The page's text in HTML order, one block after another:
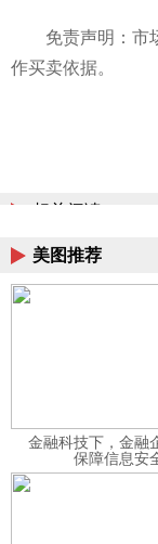
免责声明：市
作买卖依据。
相关阅读
美图推荐
金融科技下，金融
保障信息安